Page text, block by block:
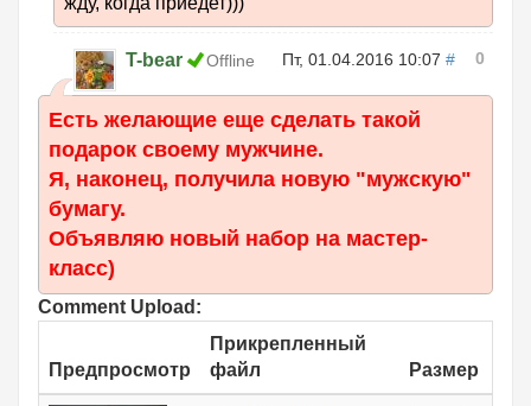
T-bear Offline Пт, 01.04.2016 10:07 # 0
Есть желающие еще сделать такой
подарок своему мужчине.
Я, наконец, получила новую "мужскую"
бумагу.
Объявляю новый набор на мастер-
класс)
Comment Upload:
Предпросмотр
Прикрепленный
файл
Размер